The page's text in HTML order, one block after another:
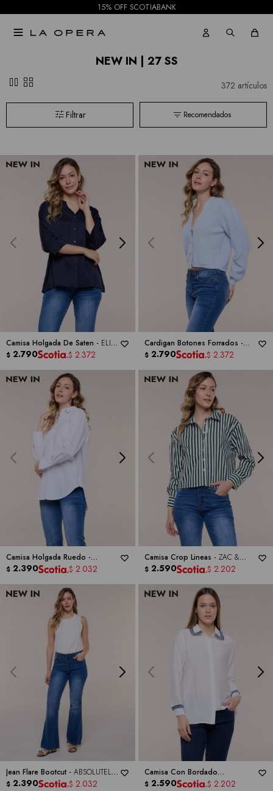
15% OFF SCOTIABANK

NEW IN | 27 SS
pause grid_view 372 artículos
Recomendados
Camisa Holgada De Saten - ELIE
TAHARI
$ 2.790 $ 2.372
Cardigan Botones Forrados -
PHILOSOPHY
$ 2.790 $ 2.372
Camisa Holgada Ruedo -
MAGASCHONI
$ 2.390 $ 2.032
Camisa Crop Lineas - ZAC &
RACHEL
$ 2.590 $ 2.202
Jean Flare Bootcut - ABSOLUTELY
FAMOUS
$ 2.390 $ 2.032
Camisa Con Bordado
Desflecado -HESTER & ORCHARD
$ 2.590 $ 2.202